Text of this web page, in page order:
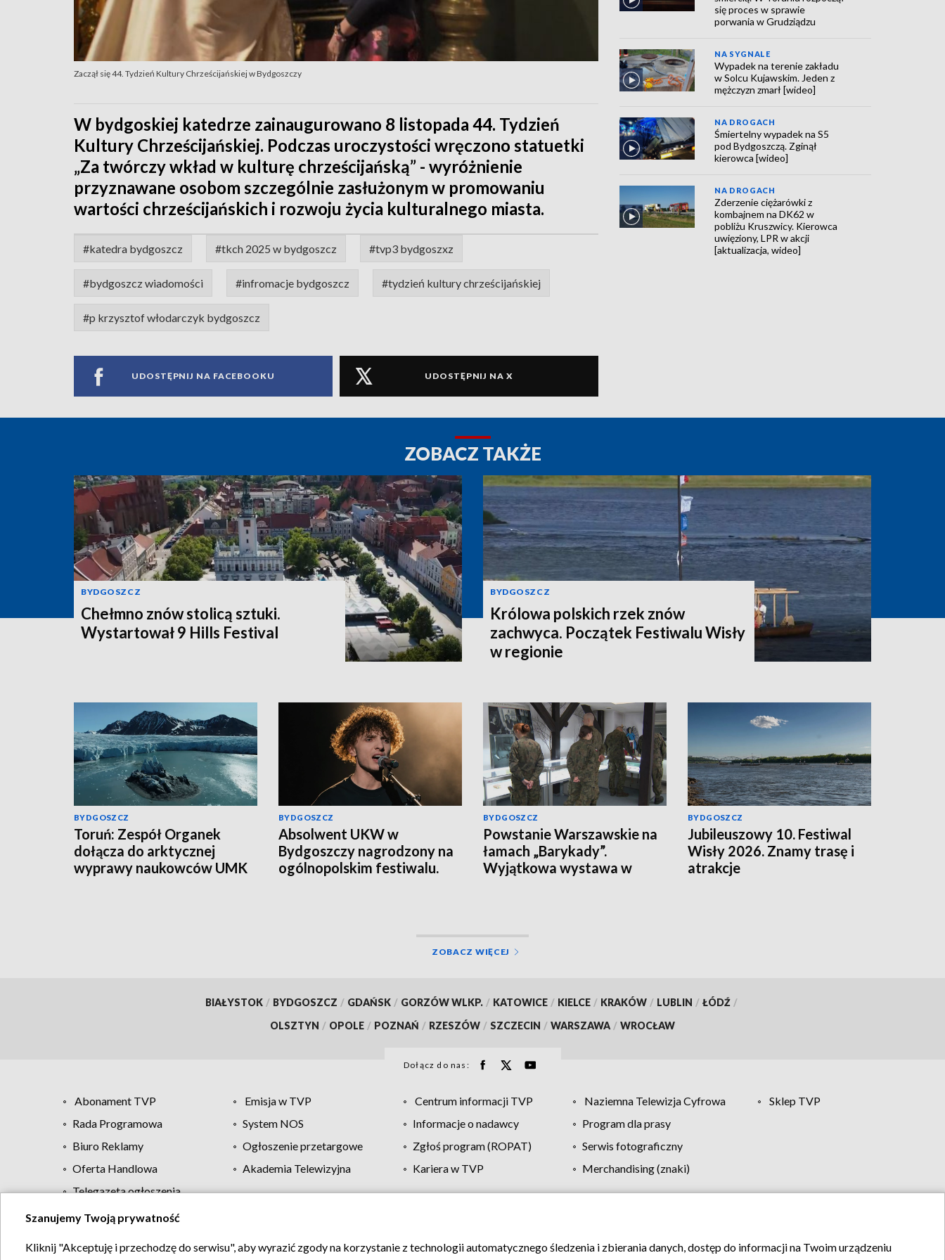
Zaczął się 44. Tydzień Kultury Chrześcijańskiej w Bydgoszczy
W bydgoskiej katedrze zainaugurowano 8 listopada 44. Tydzień
Kultury Chrześcijańskiej. Podczas uroczystości wręczono statuetki
„Za twórczy wkład w kulturę chrześcijańską” - wyróżnienie
przyznawane osobom szczególnie zasłużonym w promowaniu
wartości chrześcijańskich i rozwoju życia kulturalnego miasta.
#katedra bydgoszcz #tkch 2025 w bydgoszcz #tvp3 bydgoszxz
#bydgoszcz wiadomości #infromacje bydgoszcz #tydzień kultury chrześcijańskiej
#p krzysztof włodarczyk bydgoszcz
UDOSTĘPNIJ NA FACEBOOKU UDOSTĘPNIJ NA X
się proces w sprawie
porwania w Grudziądzu
NA SYGNALE
Wypadek na terenie zakładu
w Solcu Kujawskim. Jeden z
mężczyzn zmarł [wideo]
NA DROGACH
Śmiertelny wypadek na S5
pod Bydgoszczą. Zginął
kierowca [wideo]
NA DROGACH
Zderzenie ciężarówki z
kombajnem na DK62 w
pobliżu Kruszwicy. Kierowca
uwięziony, LPR w akcji
[aktualizacja, wideo]
ZOBACZ TAKŻE
BYDGOSZCZ
Chełmno znów stolicą sztuki.
Wystartował 9 Hills Festival
BYDGOSZCZ
Królowa polskich rzek znów
zachwyca. Początek Festiwalu Wisły
w regionie
BYDGOSZCZ
Toruń: Zespół Organek
dołącza do arktycznej
wyprawy naukowców UMK
BYDGOSZCZ
Absolwent UKW w
Bydgoszczy nagrodzony na
ogólnopolskim festiwalu.
BYDGOSZCZ
Powstanie Warszawskie na
łamach „Barykady”.
Wyjątkowa wystawa w
BYDGOSZCZ
Jubileuszowy 10. Festiwal
Wisły 2026. Znamy trasę i
atrakcje
ZOBACZ WIĘCEJ
BIAŁYSTOK / BYDGOSZCZ / GDAŃSK / GORZÓW WLKP. / KATOWICE / KIELCE / KRAKÓW / LUBLIN / ŁÓDŹ /
OLSZTYN / OPOLE / POZNAŃ / RZESZÓW / SZCZECIN / WARSZAWA / WROCŁAW
Dołącz do nas:
Abonament TVP Emisja w TVP Centrum informacji TVP Naziemna Telewizja Cyfrowa
Sklep TVP
Rada Programowa
System NOS Informacje o nadawcy
Program dla prasy
Biuro Reklamy
Ogłoszenie przetargowe Zgłoś program (ROPAT)
Serwis fotograficzny
Oferta Handlowa
Akademia Telewizyjna Kariera w TVP
Merchandising (znaki)
Telegazeta ogłoszenia
Regulamin TVP Polityka prywatności Moje zgody Pomoc Biuro reklamy Kontakt
Szanujemy Twoją prywatność
Kliknij "Akceptuję i przechodzę do serwisu", aby wyrazić zgody na korzystanie z technologii automatycznego śledzenia i zbierania danych, dostęp do informacji na Twoim urządzeniu